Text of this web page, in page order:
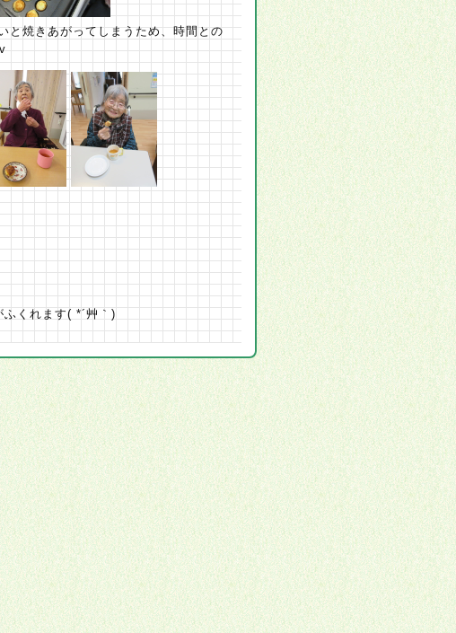
と焼きあがってしまうため、時間との
くれます( *´艸｀)